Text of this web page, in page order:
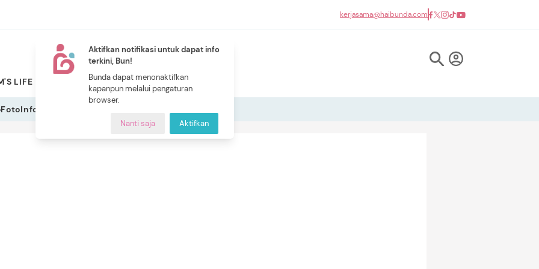
Aktifkan notifikasi untuk dapat info
terkini, Bun!
Bunda dapat menonaktifkan
kapanpun melalui pengaturan
browser.
Nanti saja Aktifkan
kerjasama@haibunda.com
LIFE PILIHAN BUNDA
NEW
CERITA BUNDA
FotoInfografis